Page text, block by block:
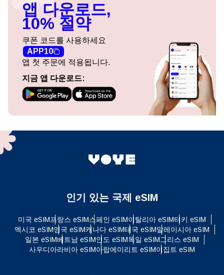
앱 다운로드,
10% 절약
쿠폰 코드를 사용하세요
APP10
앱 첫 주문에 적용됩니다.
지금 앱 다운로드:
인기 있는 국제 eSIM
미국 eSIM프랑스 eSIM스페인 eSIM이탈리아 eSIM터키 eSIM
멕시코 eSIM영국 eSIM캐나다 eSIM태국 eSIM말레이시아 eSIM
일본 eSIM베트남 eSIM인도 eSIM독일 eSIM그리스 eSIM
사우디아라비아 eSIM아랍에미리트 eSIM이집트 eSIM